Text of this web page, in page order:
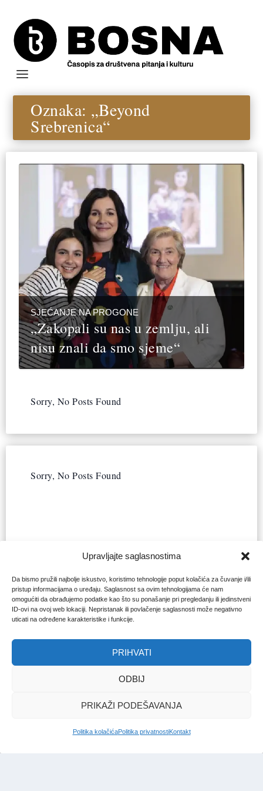
Upravljajte saglasnostima
Da bismo pružili najbolje iskustvo, koristimo tehnologije poput kolačića za čuvanje i/ili
pristup informacijama o uređaju. Saglasnost sa ovim tehnologijama će nam
omogućiti da obrađujemo podatke kao što su ponašanje pri pregledanju ili jedinstveni
ID-ovi na ovoj web lokaciji. Nepristanak ili povlačenje saglasnosti može negativno
uticati na određene karakteristike i funkcije.
PRIHVATI
ODBIJ
PRIKAŽI PODEŠAVANJA
Politika kolačićaPolitika privatnostiKontakt
Oznaka: „Beyond
Srebrenica“
SJEĆANJE NA PROGONE
„Zakopali su nas u zemlju, ali
nisu znali da smo sjeme“
Sorry, No Posts Found
Sorry, No Posts Found